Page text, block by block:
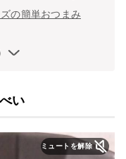
の簡単おつまみ
い
ミュートを解除